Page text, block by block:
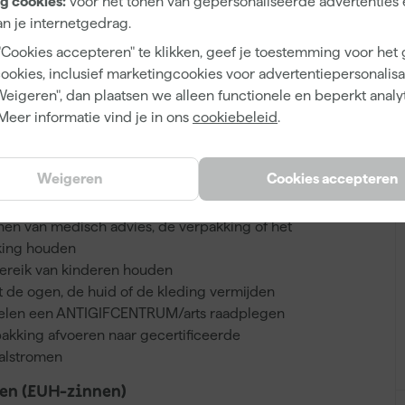
je internetgedrag.
accepteren" te klikken, geef je toestemming voor het
inclusief marketingcookies voor
dan plaatsen we alleen functionele en beperkt
informatie vind je in ons cookiebeleid.
Cookies accepteren
Weigeren
0.136 L
250 g
(P-zinnen)
van medisch advies, de verpakking of het
houden
van kinderen houden
de ogen, de huid of de kleding vermijden
een ANTIGIFCENTRUM/arts raadplegen
afvoeren naar gecertificeerde
(EUH-zinnen)